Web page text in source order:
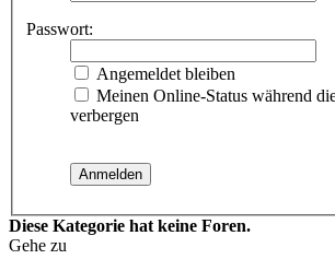
Passwort:
Angemeldet bleiben
Meinen Online-Status während
verbergen
Diese Kategorie hat keine Foren.
Gehe zu